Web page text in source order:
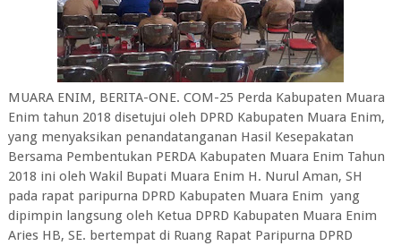
MUARA ENIM, BERITA-ONE. COM-25 Perda Kabupaten Muara
Enim tahun 2018 disetujui oleh DPRD Kabupaten Muara Enim,
yang menyaksikan penandatanganan Hasil Kesepakatan
Bersama Pembentukan PERDA Kabupaten Muara Enim Tahun
2018 ini oleh Wakil Bupati Muara Enim H. Nurul Aman, SH
pada rapat paripurna DPRD Kabupaten Muara Enim yang
dipimpin langsung oleh Ketua DPRD Kabupaten Muara Enim
Aries HB, SE. bertempat di Ruang Rapat Paripurna DPRD